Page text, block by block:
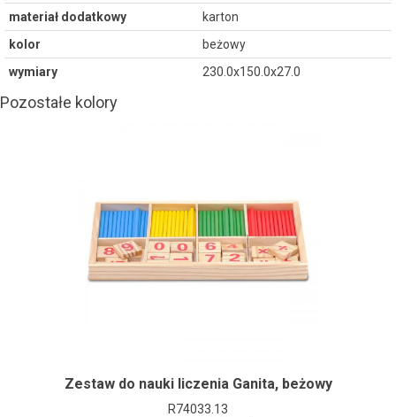
materiał dodatkowy
karton
kolor
beżowy
wymiary
230.0x150.0x27.0
Pozostałe kolory
Zestaw do nauki liczenia Ganita, beżowy
R74033.13